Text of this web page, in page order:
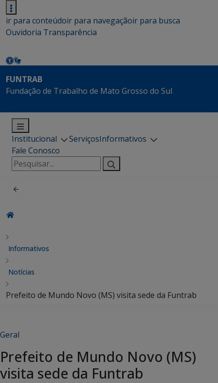
ir para conteúdoir para navegaçãoir para busca
Ouvidoria Transparência
FUNTRAB
Fundação de Trabalho de Mato Grosso do Sul
Institucional ServiçosInformativos
Fale Conosco
Pesquisar
por:
Informativos
Notícias
Prefeito de Mundo Novo (MS) visita sede da Funtrab
Geral
Prefeito de Mundo Novo (MS)
visita sede da Funtrab